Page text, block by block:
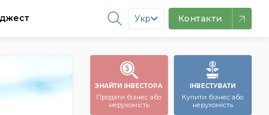
Укр Контакти
ЗНАЙТИ ІНВЕСТОРА
Продати бізнес або
нерухомість
ІНВЕСТУВАТИ
Купити бізнес або
нерухомість